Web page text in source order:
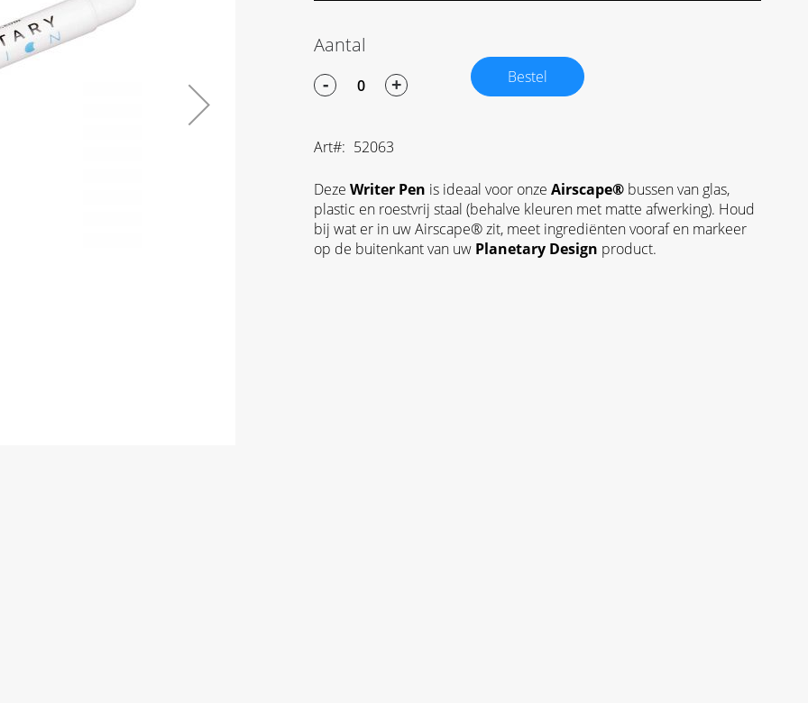
Aantal
-
+ Bestel
Art 52063
Deze Writer Pen is ideaal voor onze Airscape® bussen van glas,
plastic en roestvrij staal (behalve kleuren met matte afwerking). Houd
bij wat er in uw Airscape® zit, meet ingrediënten vooraf en markeer
op de buitenkant van uw Planetary Design product.